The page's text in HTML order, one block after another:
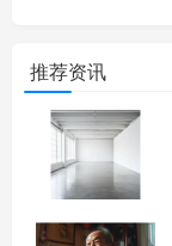
推荐资讯